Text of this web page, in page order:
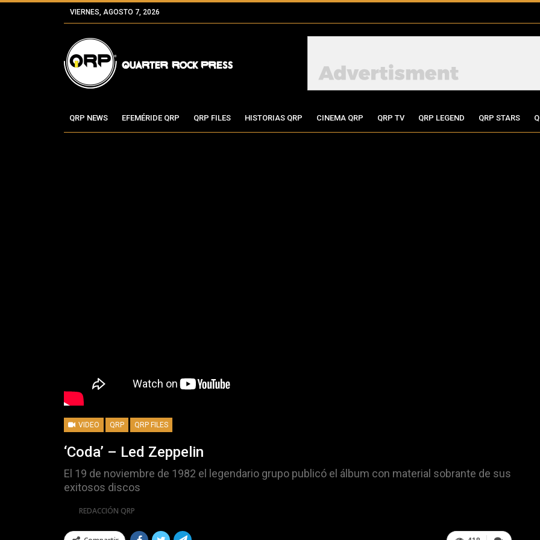
VIERNES, AGOSTO 7, 2026
QRP NEWS EFEMÉRIDE QRP QRP FILES HISTORIAS QRP CINEMA QRP QRP TV QRP LEGEND QRP STARS
VIDEO QRP QRP FILES
‘Coda’ – Led Zeppelin
El 19 de noviembre de 1982 el legendario grupo publicó el álbum con material sobrante de sus
exitosos discos
REDACCIÓN QRP